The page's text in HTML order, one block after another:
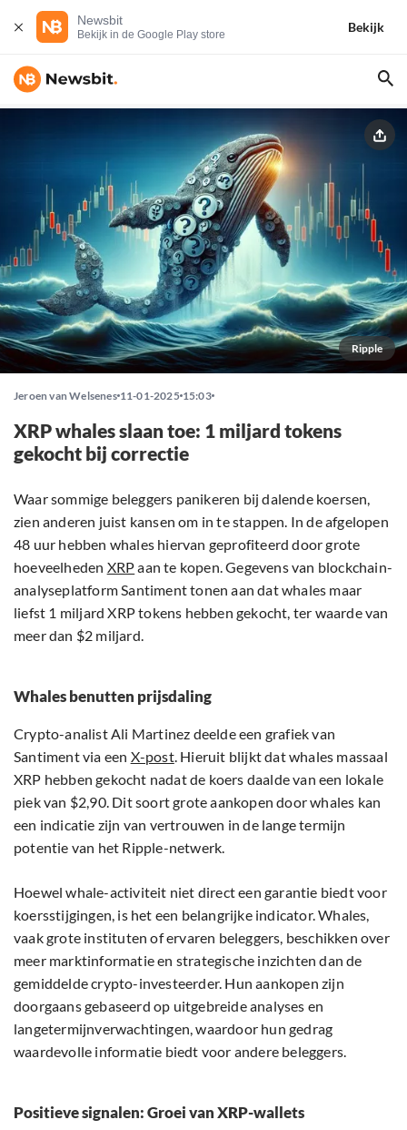
Newsbit
Bekijk in de Google Play store
Bekijk
Ripple
Jeroen van Welsenes 11-01-2025 15:03
XRP whales slaan toe: 1 miljard tokens
gekocht bij correctie
Waar sommige beleggers panikeren bij dalende koersen,
zien anderen juist kansen om in te stappen. In de afgelopen
48 uur hebben whales hiervan geprofiteerd door grote
hoeveelheden XRPaan te kopen. Gegevens van blockchain-
analyseplatform Santiment tonen aan dat whales maar
liefst 1 miljard XRP tokens hebben gekocht, ter waarde van
meer dan $2 miljard.
Whales benutten prijsdaling
Crypto-analist Ali Martinez deelde een grafiek van
Santiment via een X-post. Hieruit blijkt dat whales massaal
XRP hebben gekocht nadat de koers daalde van een lokale
piek van $2,90. Dit soort grote aankopen door whales kan
een indicatie zijn van vertrouwen in de lange termijn
potentie van het Ripple-netwerk.
Hoewel whale-activiteit niet direct een garantie biedt voor
koersstijgingen, is het een belangrijke indicator. Whales,
vaak grote instituten of ervaren beleggers, beschikken over
meer marktinformatie en strategische inzichten dan de
gemiddelde crypto-investeerder. Hun aankopen zijn
doorgaans gebaseerd op uitgebreide analyses en
langetermijnverwachtingen, waardoor hun gedrag
waardevolle informatie biedt voor andere beleggers.
Positieve signalen: Groei van XRP-wallets